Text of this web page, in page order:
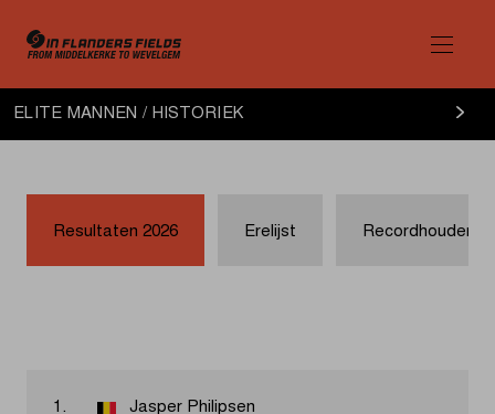
Elite
Mannen
historiek
ELITE MANNEN / HISTORIEK
Resultaten 2026 Erelijst Recordhouders
1. Jasper Philipsen